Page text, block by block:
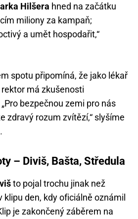
Hilšera hned na začátku
miliony za kampaň;
a umět hospodařit,“
spotu připomíná, že jako lékař
má zkušenosti
bezpečnou zemi pro nás
zdravý rozum zvítězí,“ slyšíme
– Diviš, Bašta, Středula
to pojal trochu jinak než
klipu den, kdy oficiálně oznámil
je zakončený záběrem na